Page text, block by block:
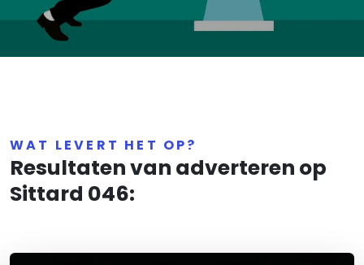
WAT LEVERT HET OP?
Resultaten van adverteren op
Sittard 046: